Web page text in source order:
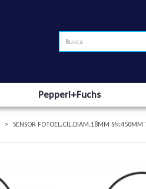
Pepperl+Fuchs
SENSOR FOTOEL.CIL.DIAM.18MM